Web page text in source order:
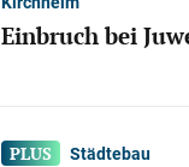
Einbruch bei
Städtebau